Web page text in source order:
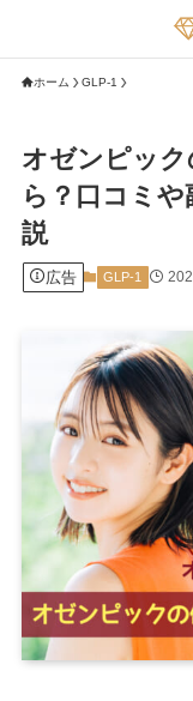
ホーム GLP-1
オゼンピッ
ら？口コミ
説
広告 GLP-1